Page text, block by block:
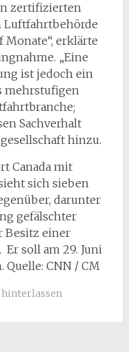
zertifizierten
Luftfahrtbehörde
Monate“, erklärte
„Eine
ist jedoch ein
mehrstufigen
Sachverhalt
hinzu.
Canada mit
sich sieben
darunter
gefälschter
Besitz einer
soll am 29. Juni
CNN / CM